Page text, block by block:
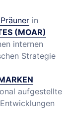
in
(MOAR)
internen
Strategie
aufgestellte